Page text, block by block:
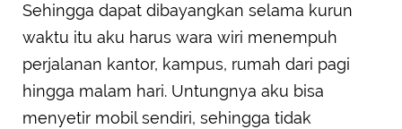
Sehingga dapat dibayangkan selama kurun
waktu itu aku harus wara wiri menempuh
perjalanan kantor, kampus, rumah dari pagi
hingga malam hari. Untungnya aku bisa
menyetir mobil sendiri, sehingga tidak